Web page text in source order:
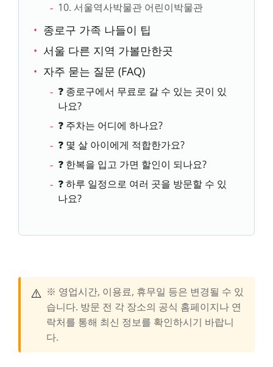
10. 서울역사박물관 어린이박물관
종로구 가족 나들이 팁
서울 다른 지역 가볼만한곳
자주 묻는 질문 (FAQ)
❓ 종로구에서 무료로 갈 수 있는 곳이 있
나요?
❓ 주차는 어디에 하나요?
❓ 몇 살 아이에게 적합한가요?
❓ 한복을 입고 가면 할인이 되나요?
❓ 하루 일정으로 여러 곳을 방문할 수 있
나요?
⚠️ ※ 영업시간, 이용료, 휴무일 등은 변경될 수 있
습니다. 방문 전 각 장소의 공식 홈페이지나 연
락처를 통해 최신 정보를 확인하시기 바랍니
다.